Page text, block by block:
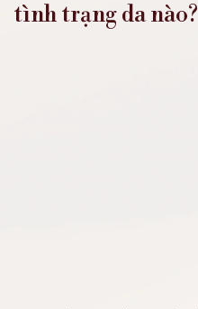
tình trạng da nào?